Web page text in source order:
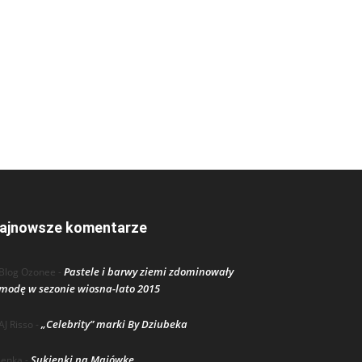
komentarze
Blog Ozonee - Pastele i barwy ziemi zdominowały
w sezonie wiosna-lato 2015
Risso - „Celebrity” marki By Dziubeka